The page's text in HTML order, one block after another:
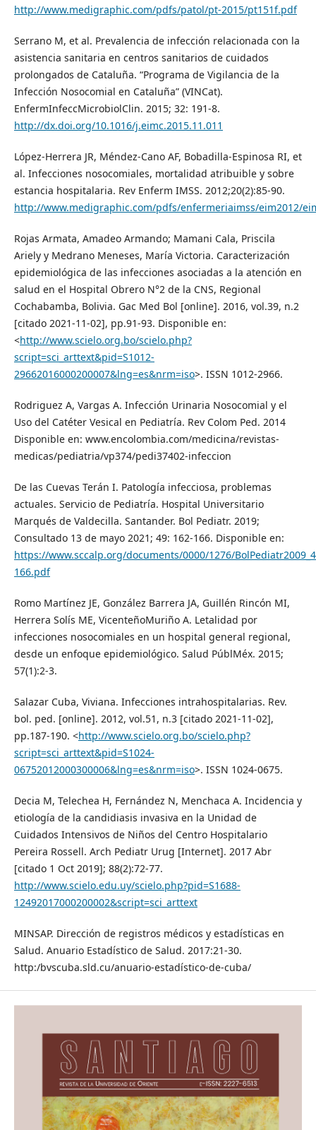
http://www.medigraphic.com/pdfs/patol/pt-2015/pt151f.pdf
Serrano M, et al. Prevalencia de infección relacionada con la
asistencia sanitaria en centros sanitarios de cuidados
prolongados de Cataluña. “Programa de Vigilancia de la
Infección Nosocomial en Cataluña” (VINCat).
EnfermInfeccMicrobiolClin. 2015; 32: 191-8.
http://dx.doi.org/10.1016/j.eimc.2015.11.011
López-Herrera JR, Méndez-Cano AF, Bobadilla-Espinosa RI, et
al. Infecciones nosocomiales, mortalidad atribuible y sobre
estancia hospitalaria. Rev Enferm IMSS. 2012;20(2):85-90.
http://www.medigraphic.com/pdfs/enfermeriaimss/eim2012/
Rojas Armata, Amadeo Armando; Mamani Cala, Priscila
Ariely y Medrano Meneses, María Victoria. Caracterización
epidemiológica de las infecciones asociadas a la atención en
salud en el Hospital Obrero N°2 de la CNS, Regional
Cochabamba, Bolivia. Gac Med Bol [online]. 2016, vol.39, n.2
[citado 2021-11-02], pp.91-93. Disponible en:
<http://www.scielo.org.bo/scielo.php?
script=sci_arttext&pid=S1012-
29662016000200007&lng=es&nrm=iso>. ISSN 1012-2966.
Rodriguez A, Vargas A. Infección Urinaria Nosocomial y el
Uso del Catéter Vesical en Pediatría. Rev Colom Ped. 2014
Disponible en: www.encolombia.com/medicina/revistas-
medicas/pediatria/vp374/pedi37402-infeccion
De las Cuevas Terán I. Patología infecciosa, problemas
actuales. Servicio de Pediatría. Hospital Universitario
Marqués de Valdecilla. Santander. Bol Pediatr. 2019;
Consultado 13 de mayo 2021; 49: 162-166. Disponible en:
https://www.sccalp.org/documents/0000/1276/
166.pdf
Romo Martínez JE, González Barrera JA, Guillén Rincón MI,
Herrera Solís ME, VicenteñoMuriño A. Letalidad por
infecciones nosocomiales en un hospital general regional,
desde un enfoque epidemiológico. Salud PúblMéx. 2015;
57(1):2-3.
Salazar Cuba, Viviana. Infecciones intrahospitalarias. Rev.
bol. ped. [online]. 2012, vol.51, n.3 [citado 2021-11-02],
pp.187-190. <http://www.scielo.org.bo/scielo.php?
script=sci_arttext&pid=S1024-
06752012000300006&lng=es&nrm=iso>. ISSN 1024-0675.
Decia M, Telechea H, Fernández N, Menchaca A. Incidencia y
etiología de la candidiasis invasiva en la Unidad de
Cuidados Intensivos de Niños del Centro Hospitalario
Pereira Rossell. Arch Pediatr Urug [Internet]. 2017 Abr
[citado 1 Oct 2019]; 88(2):72-77.
http://www.scielo.edu.uy/scielo.php?pid=S1688-
12492017000200002&script=sci_arttext
MINSAP. Dirección de registros médicos y estadísticas en
Salud. Anuario Estadístico de Salud. 2017:21-30.
http:/bvscuba.sld.cu/anuario-estadístico-de-cuba/